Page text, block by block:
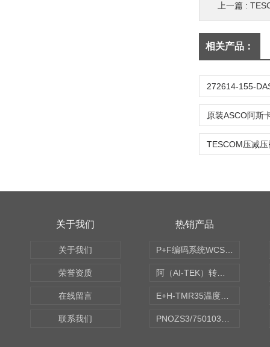
上一篇 :
相关产品：
关于我们
关于我们
荣誉资质
在线留言
联系我们
热销产品